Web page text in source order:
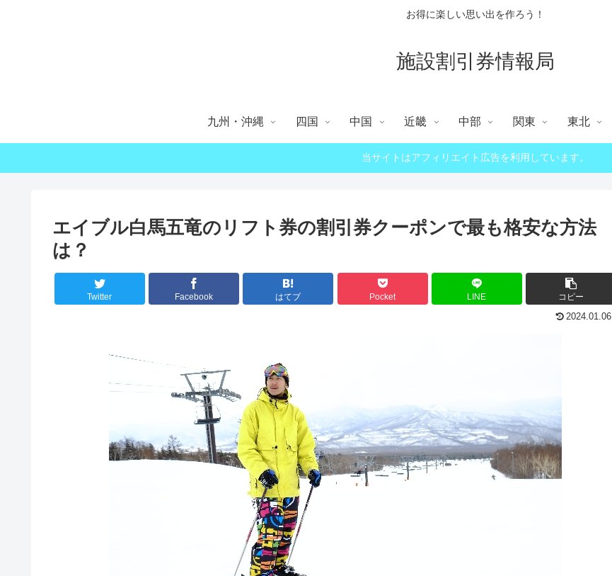
お得に楽しい思い出を作ろう！
施設割引券情報局
九州・沖縄 四国 中国 近畿 中部 関東 東北
当サイトはアフィリエイト広告を利用しています。
エイブル白馬五竜のリフト券の割引券クーポンで最も格安な方法
は？
Twitter Facebook はてブ Pocket LINE コピー
2024.01.06